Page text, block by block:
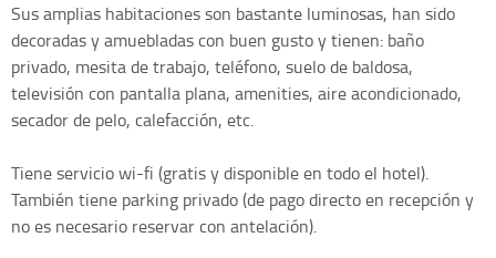
Sus amplias habitaciones son bastante luminosas, han sido
decoradas y amuebladas con buen gusto y tienen: baño
privado, mesita de trabajo, teléfono, suelo de baldosa,
televisión con pantalla plana, amenities, aire acondicionado,
secador de pelo, calefacción, etc.
Tiene servicio wi-fi (gratis y disponible en todo el hotel).
También tiene parking privado (de pago directo en recepción y
no es necesario reservar con antelación).